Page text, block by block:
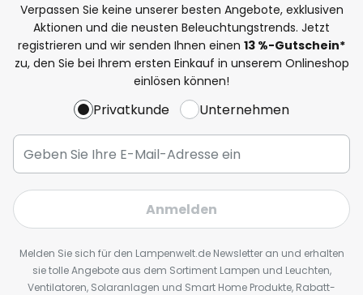
Verpassen Sie keine unserer besten Angebote, exklusiven
Aktionen und die neusten Beleuchtungstrends. Jetzt
registrieren und wir senden Ihnen einen 13 %-Gutschein*
zu, den Sie bei Ihrem ersten Einkauf in unserem Onlineshop
einlösen können!
Privatkunde Unternehmen
Anmelden
Melden Sie sich für den Lampenwelt.de Newsletter an und erhalten
sie tolle Angebote aus dem Sortiment Lampen und Leuchten,
Ventilatoren, Solaranlagen und Smart Home Produkte, Rabatt-